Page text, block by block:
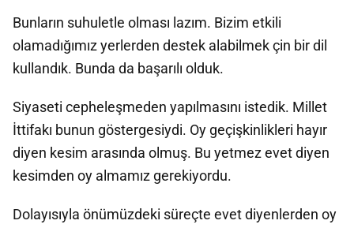
Bunların suhuletle olması lazım. Bizim etkili
olamadığımız yerlerden destek alabilmek çin bir dil
kullandık. Bunda da başarılı olduk.
Siyaseti cepheleşmeden yapılmasını istedik. Millet
İttifakı bunun göstergesiydi. Oy geçişkinlikleri hayır
diyen kesim arasında olmuş. Bu yetmez evet diyen
kesimden oy almamız gerekiyordu.
Dolayısıyla önümüzdeki süreçte evet diyenlerden oy